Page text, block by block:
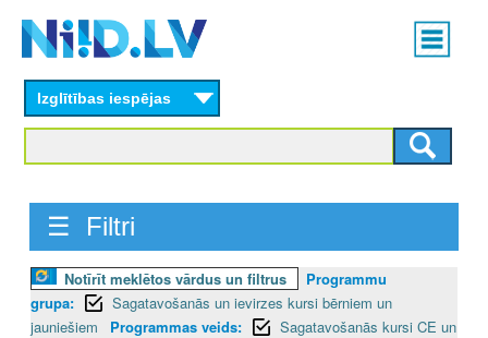
content
Main
menu
Izglītības iespējas
☰ Filtri
Notīrīt meklētos vārdus un filtrus
Programmu
grupa:
Sagatavošanās un ievirzes kursi bērniem un
jauniešiem
Programmas veids:
Sagatavošanās kursi CE un